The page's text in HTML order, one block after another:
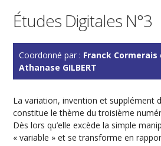
Études Digitales N°3
Coordonné par : Franck Cormerais
Athanase GILBERT
La variation, invention et supplément
constitue le thème du troisième
Dès lors qu’elle excède la simple
« variable » et se transforme en